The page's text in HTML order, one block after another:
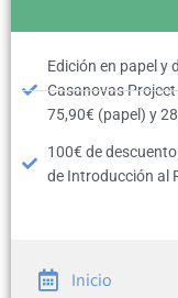
Edición en papel y
Casanovas
75,90€ (papel) y
100€ de
de Introducción al
Inicio